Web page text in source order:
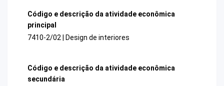
Código e descrição da atividade econômica
principal
7410-2/02 | Design de interiores
Código e descrição da atividade econômica
secundária